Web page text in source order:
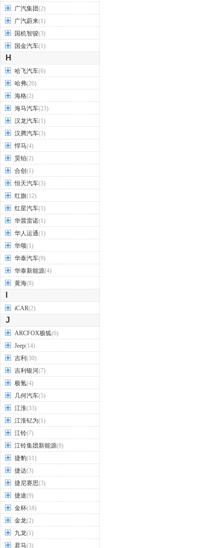
广汽集团(2)
广汽蔚来(1)
国机智骏(3)
国金汽车(1)
H
哈飞汽车(6)
哈弗(26)
海格(2)
海马汽车(23)
汉龙汽车(1)
汉腾汽车(3)
悍马(4)
昊铂(2)
合创 (1)
恒天汽车(3)
红旗(12)
红星汽车(1)
华晨雷诺(1)
华人运通(1)
华颂(1)
华泰汽车(9)
华泰新能源(4)
黄海(8)
iCAR(2)
J
ARCFOX极狐(6)
Jeep(14)
吉利 (30)
吉利银河(7)
极氪(4)
几何汽车(5)
江淮(33)
江淮钇为(1)
江铃(7)
江铃集团新能源(8)
捷豹(11)
捷达(3)
捷尼赛思(3)
捷途(9)
金杯(18)
金龙(2)
九龙(1)
君马(3)